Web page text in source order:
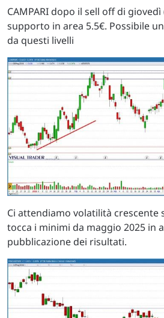
CAMPARI dopo il sell off di
supporto in area 5.5€. Possibile
da questi livelli
Ci attendiamo volatilità crescente
tocca i minimi da maggio 2025 in
pubblicazione dei risultati.